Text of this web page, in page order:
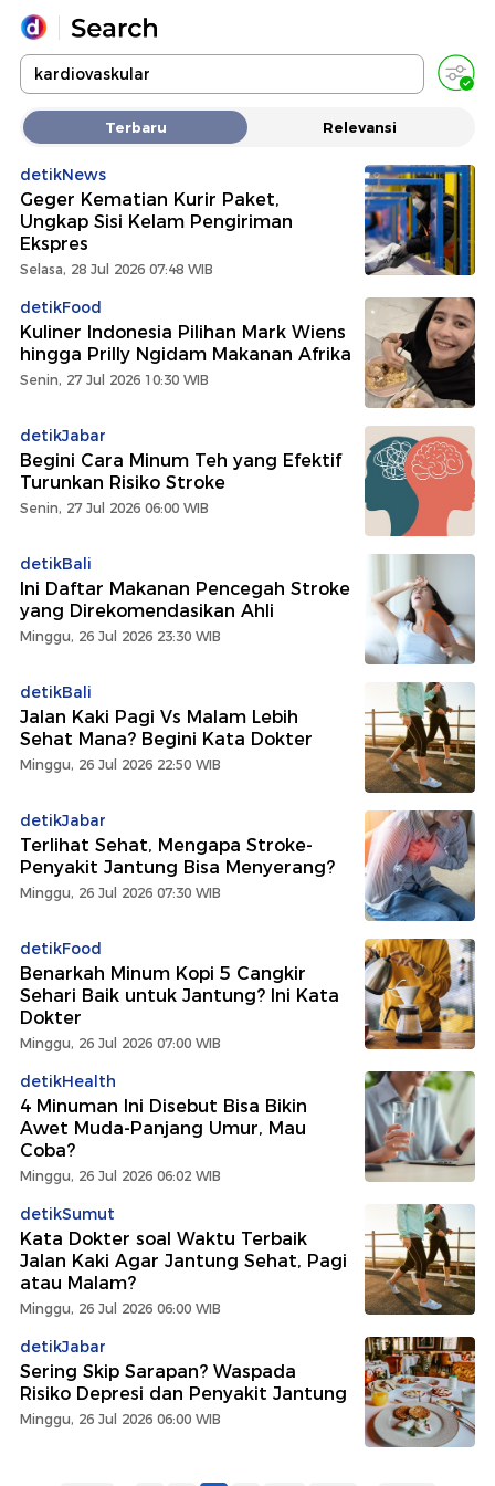
Yang sedang ramai dicari
Loading...
Promoted
Terakhir yang dicari
Terbaru Relevansi
detikNews
Geger Kematian Kurir Paket,
Ungkap Sisi Kelam Pengiriman
Ekspres
Selasa, 28 Jul 2026 07:48 WIB
detikFood
Kuliner Indonesia Pilihan Mark Wiens
hingga Prilly Ngidam Makanan Afrika
Senin, 27 Jul 2026 10:30 WIB
detikJabar
Begini Cara Minum Teh yang Efektif
Turunkan Risiko Stroke
Senin, 27 Jul 2026 06:00 WIB
detikBali
Ini Daftar Makanan Pencegah Stroke
yang Direkomendasikan Ahli
Minggu, 26 Jul 2026 23:30 WIB
detikBali
Jalan Kaki Pagi Vs Malam Lebih
Sehat Mana? Begini Kata Dokter
Minggu, 26 Jul 2026 22:50 WIB
detikJabar
Terlihat Sehat, Mengapa Stroke-
Penyakit Jantung Bisa Menyerang?
Minggu, 26 Jul 2026 07:30 WIB
detikFood
Benarkah Minum Kopi 5 Cangkir
Sehari Baik untuk Jantung? Ini Kata
Dokter
Minggu, 26 Jul 2026 07:00 WIB
detikHealth
4 Minuman Ini Disebut Bisa Bikin
Awet Muda-Panjang Umur, Mau
Coba?
Minggu, 26 Jul 2026 06:02 WIB
detikSumut
Kata Dokter soal Waktu Terbaik
Jalan Kaki Agar Jantung Sehat, Pagi
atau Malam?
Minggu, 26 Jul 2026 06:00 WIB
detikJabar
Sering Skip Sarapan? Waspada
Risiko Depresi dan Penyakit Jantung
Minggu, 26 Jul 2026 06:00 WIB